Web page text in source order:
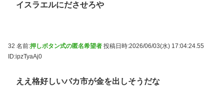
イスラエルにださせろや
32 名前:押しボタン式の匿名希望者 投稿日時:2026/06/03(水) 17:04:24.55
ID:ipzTyaAj0
ええ格好しいバカ市が金を出しそうだな